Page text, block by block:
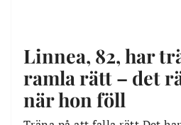
Linnea, 82, har
ramla rätt – det
när hon föll